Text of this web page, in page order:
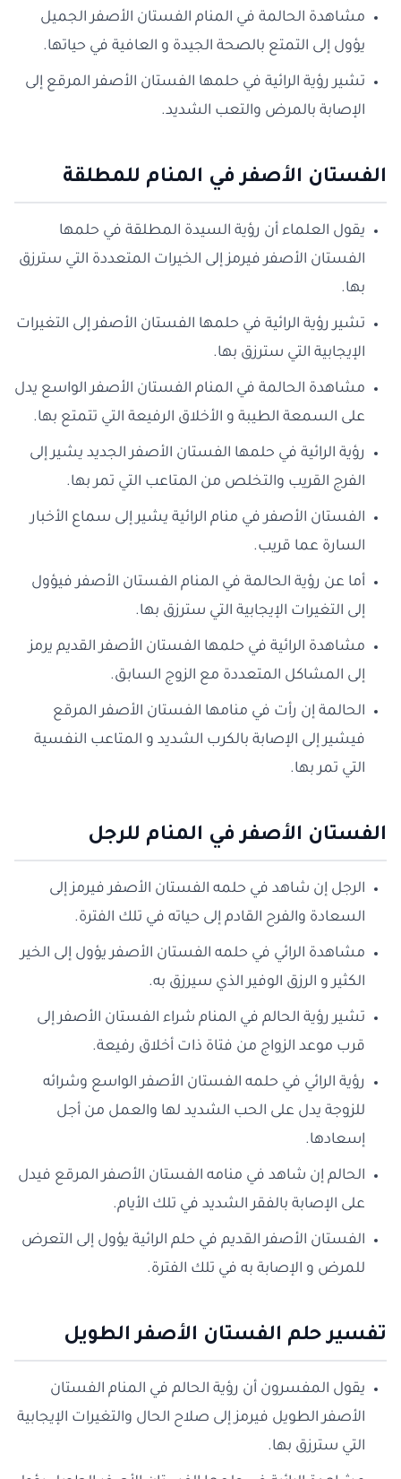
مشاهدة الحالمة في المنام الفستان الأصفر الجميل
يؤول إلى التمتع بالصحة الجيدة و العافية في حياتها.
تشير رؤية الرائية في حلمها الفستان الأصفر المرقع إلى
الإصابة بالمرض والتعب الشديد.
الفستان الأصفر في المنام للمطلقة
يقول العلماء أن رؤية السيدة المطلقة في حلمها
الفستان الأصفر فيرمز إلى الخيرات المتعددة التي سترزق
بها.
تشير رؤية الرائية في حلمها الفستان الأصفر إلى التغيرات
الإيجابية التي سترزق بها.
مشاهدة الحالمة في المنام الفستان الأصفر الواسع يدل
على السمعة الطيبة و الأخلاق الرفيعة التي تتمتع بها.
رؤية الرائية في حلمها الفستان الأصفر الجديد يشير إلى
الفرج القريب والتخلص من المتاعب التي تمر بها.
الفستان الأصفر في منام الرائية يشير إلى سماع الأخبار
السارة عما قريب.
أما عن رؤية الحالمة في المنام الفستان الأصفر فيؤول
إلى التغيرات الإيجابية التي سترزق بها.
مشاهدة الرائية في حلمها الفستان الأصفر القديم يرمز
إلى المشاكل المتعددة مع الزوج السابق.
الحالمة إن رأت في منامها الفستان الأصفر المرقع
فيشير إلى الإصابة بالكرب الشديد و المتاعب النفسية
التي تمر بها.
الفستان الأصفر في المنام للرجل
الرجل إن شاهد في حلمه الفستان الأصفر فيرمز إلى
السعادة والفرح القادم إلى حياته في تلك الفترة.
مشاهدة الرائي في حلمه الفستان الأصفر يؤول إلى الخير
الكثير و الرزق الوفير الذي سيرزق به.
تشير رؤية الحالم في المنام شراء الفستان الأصفر إلى
قرب موعد الزواج من فتاة ذات أخلاق رفيعة.
رؤية الرائي في حلمه الفستان الأصفر الواسع وشرائه
للزوجة يدل على الحب الشديد لها والعمل من أجل
إسعادها.
الحالم إن شاهد في منامه الفستان الأصفر المرقع فيدل
على الإصابة بالفقر الشديد في تلك الأيام.
الفستان الأصفر القديم في حلم الرائية يؤول إلى التعرض
للمرض و الإصابة به في تلك الفترة.
تفسير حلم الفستان الأصفر الطويل
يقول المفسرون أن رؤية الحالم في المنام الفستان
الأصفر الطويل فيرمز إلى صلاح الحال والتغيرات الإيجابية
التي سترزق بها.